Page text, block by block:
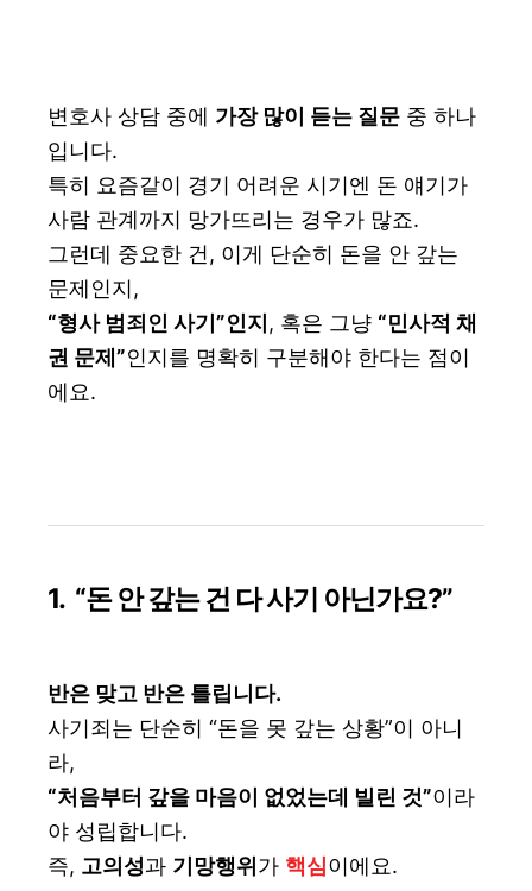
변호사 상담 중에 가장 많이 듣는 질문 중 하나
입니다.
특히 요즘같이 경기 어려운 시기엔 돈 얘기가
사람 관계까지 망가뜨리는 경우가 많죠.
그런데 중요한 건, 이게 단순히 돈을 안 갚는
문제인지,
“형사 범죄인 사기”인지 , 혹은 그냥 “민사적 채
권 문제”인지를 명확히 구분해야 한다는 점이
에요.
1. “돈 안 갚는 건 다 사기 아닌가요?”
반은 맞고 반은 틀립니다.
사기죄는 단순히 “돈을 못 갚는 상황”이 아니
라,
“처음부터 갚을 마음이 없었는데 빌린 것”이라
야 성립합니다.
즉, 고의성과 기망행위 가 핵심 이에요.